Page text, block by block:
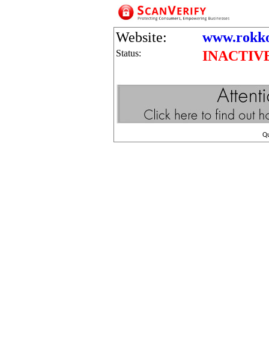
Website:
Status: